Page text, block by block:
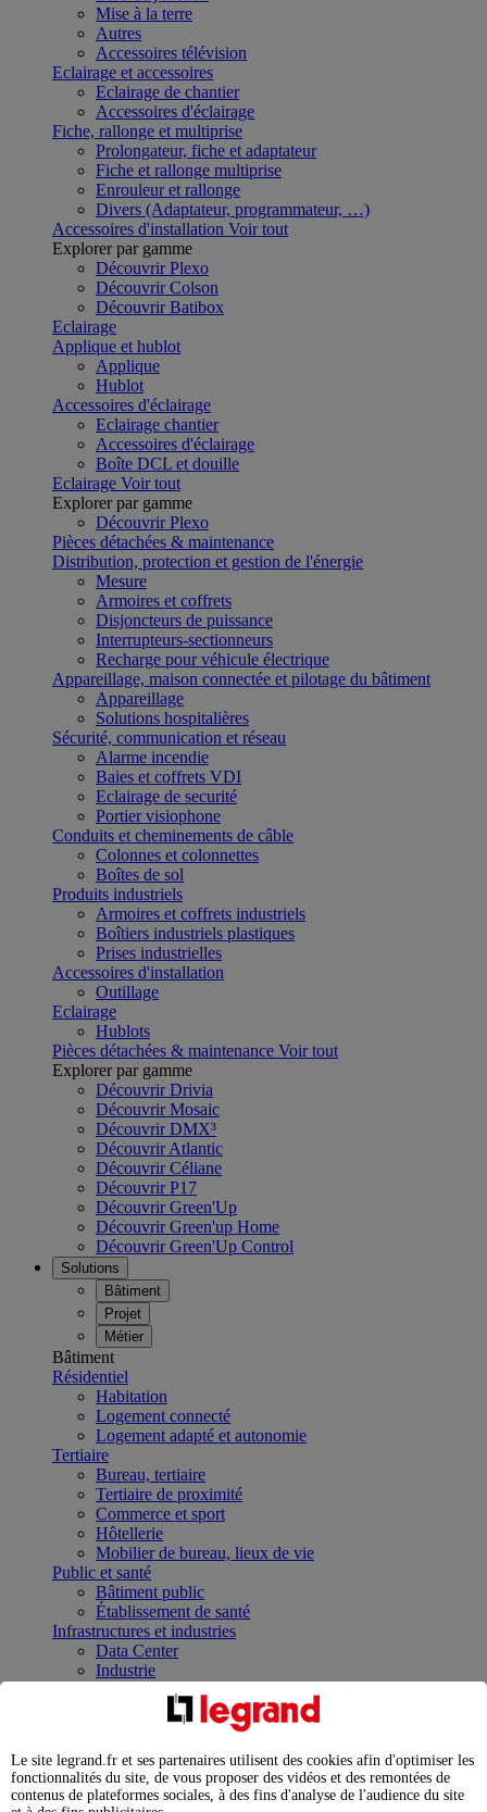
Mise à la terre
Autres
Accessoires télévision
Eclairage et accessoires
Eclairage de chantier
Accessoires d'éclairage
Fiche, rallonge et multiprise
Prolongateur, fiche et adaptateur
Fiche et rallonge multiprise
Enrouleur et rallonge
Divers (Adaptateur, programmateur, …)
Accessoires d'installation Voir tout
Explorer par gamme
Découvrir Plexo
Découvrir Colson
Découvrir Batibox
Eclairage
Applique et hublot
Applique
Hublot
Accessoires d'éclairage
Eclairage chantier
Accessoires d'éclairage
Boîte DCL et douille
Eclairage Voir tout
Explorer par gamme
Découvrir Plexo
Pièces détachées & maintenance
Distribution, protection et gestion de l'énergie
Mesure
Armoires et coffrets
Disjoncteurs de puissance
Interrupteurs-sectionneurs
Recharge pour véhicule électrique
Appareillage, maison connectée et pilotage du bâtiment
Appareillage
Solutions hospitalières
Sécurité, communication et réseau
Alarme incendie
Baies et coffrets VDI
Eclairage de securité
Portier visiophone
Conduits et cheminements de câble
Colonnes et colonnettes
Boîtes de sol
Produits industriels
Armoires et coffrets industriels
Boîtiers industriels plastiques
Prises industrielles
Accessoires d'installation
Outillage
Eclairage
Hublots
Pièces détachées & maintenance Voir tout
Explorer par gamme
Découvrir Drivia
Découvrir Mosaic
Découvrir DMX³
Découvrir Atlantic
Découvrir Céliane
Découvrir P17
Découvrir Green'Up
Découvrir Green'up Home
Découvrir Green'Up Control
Solutions
Bâtiment
Projet
Métier
Bâtiment
Résidentiel
Habitation
Logement connecté
Logement adapté et autonomie
Tertiaire
Bureau, tertiaire
Tertiaire de proximité
Commerce et sport
Hôtellerie
Mobilier de bureau, lieux de vie
Public et santé
Bâtiment public
Établissement de santé
Infrastructures et industries
Data Center
Industrie
Infrastructures
Contrôler et planifier le fonctionnement des appareils
Répartir et optimiser son tableau électrique
Legrand Data Center Solutions : concentrer les
expertises au service de vos performances
Le site legrand.fr et ses partenaires utilisent des cookies afin d'optimiser les
fonctionnalités du site, de vous proposer des vidéos et des remontées de
contenus de plateformes sociales, à des fins d'analyse de l'audience du site